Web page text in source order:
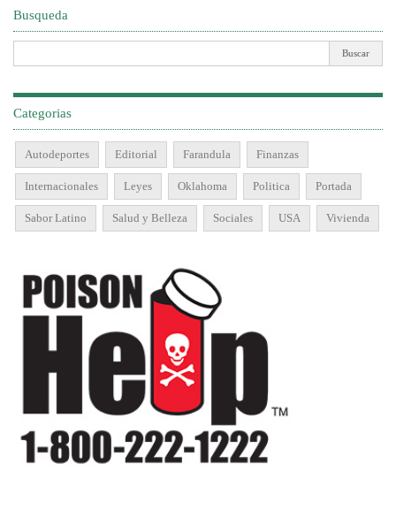
Busqueda
Categorias
Autodeportes Editorial Farandula Finanzas
Internacionales Leyes Oklahoma Politica Portada
Sabor Latino Salud y Belleza Sociales USA Vivienda